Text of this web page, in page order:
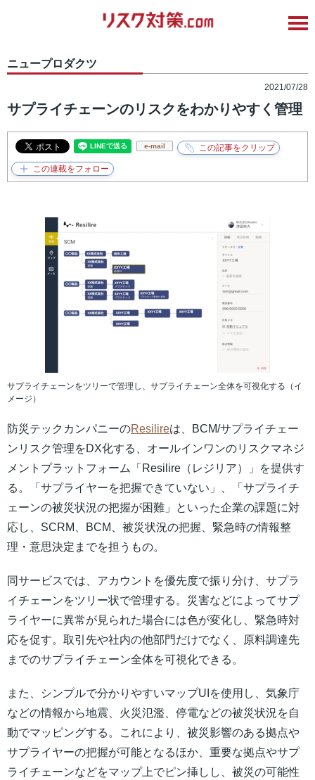
ニュープロダクツ
2021/07/28
サプライチェーンのリスクをわかりやすく管理
e-mail
サプライチェーンをツリーで管理し、サプライチェーン全体を可視化する（イ
メージ）
防災テックカンパニーのResilireは、BCM/サプライチェー
ンリスク管理をDX化する、オールインワンのリスクマネジ
メントプラットフォーム「Resilire（レジリア）」を提供す
る。「サプライヤーを把握できていない」、「サプライチ
ェーンの被災状況の把握が困難」といった企業の課題に対
応し、SCRM、BCM、被災状況の把握、緊急時の情報整
理・意思決定までを担うもの。
同サービスでは、アカウントを優先度で振り分け、サプラ
イチェーンをツリー状で管理する。災害などによってサプ
ライヤーに異常が見られた場合には色が変化し、緊急時対
応を促す。取引先や社内の他部門だけでなく、原料調達先
までのサプライチェーン全体を可視化できる。
また、シンプルで分かりやすいマップUIを使用し、気象庁
などの情報から地震、火災氾濫、停電などの被災状況を自
動でマッピングする。これにより、被災影響のある拠点や
サプライヤーの把握が可能となるほか、重要な拠点やサプ
ライチェーンなどをマップ上でピン挿しし、被災の可能性